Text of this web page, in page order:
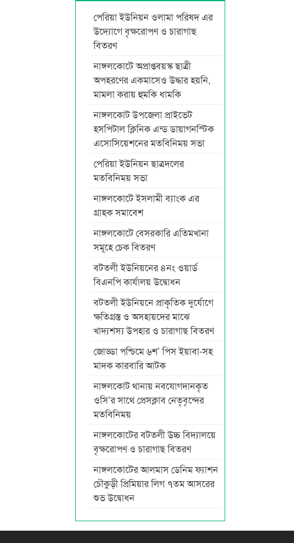
পেরিয়া ইউনিয়ন ওলামা পরিষদ এর
উদ্যোগে বৃক্ষরোপণ ও চারাগাছ
বিতরণ
নাঙ্গলকোটে অপ্রাপ্তবয়স্ক ছাত্রী
অপহরণের একমাসেও উদ্ধার হয়নি,
মামলা করায় হুমকি ধামকি
নাঙ্গলকোট উপজেলা প্রাইভেট
হসপিটাল ক্লিনিক এন্ড ডায়াগনস্টিক
এসোসিয়েশনের মতবিনিময় সভা
পেরিয়া ইউনিয়ন ছাত্রদলের
মতবিনিময় সভা
নাঙ্গলকোটে ইসলামী ব্যাংক এর
গ্রাহক সমাবেশ
নাঙ্গলকোটে বেসরকারি এতিমখানা
সমূহে চেক বিতরণ
বটতলী ইউনিয়নের ৪নং ওয়ার্ড
বিএনপি কার্যালয় উদ্বোধন
বটতলী ইউনিয়নে প্রাকৃতিক দুর্যোগে
ক্ষতিগ্রস্ত ও অসহায়দের মাঝে
খাদ্যশস্য উপহার ও চারাগাছ বিতরণ
জোড্ডা পশ্চিমে ৬শ’ পিস ইয়াবা-সহ
মাদক কারবারি আটক
নাঙ্গলকোট থানায় নবযোগদানকৃত
ওসি’র সাথে প্রেসক্লাব নেতৃবৃন্দের
মতবিনিময়
নাঙ্গলকোটের বটতলী উচ্চ বিদ্যালয়ে
বৃক্ষরোপণ ও চারাগাছ বিতরণ
নাঙ্গলকোটের আলমাস ডেনিম ফ্যাশন
চৌকুড়ী প্রিমিয়ার লিগ ৭তম আসরের
শুভ উদ্বোধন